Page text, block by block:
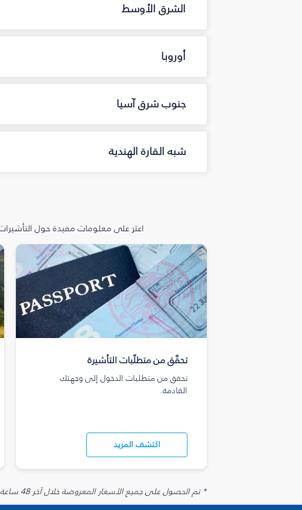
الشرق الأوسط
أوروبا
جنوب شرق آسيا
شبه القارة الهندية
اعثر على معلومات مفيدة حول
تحقّق من متطلّبات التأشيرة
تحقق من متطلبات الدخول إلى وجهتك
القادمة.
اكتشف المزيد
* تم الحصول على جميع الأسعار المعروضة خلال آخر 48 ساعة قد لا تكون متوفرة في وقت الحجز. قد يتم تطبيق رسوم إضافية على الإضافات الاختيارية.